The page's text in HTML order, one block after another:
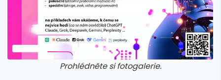
Prohlédněte si fotogalerie.